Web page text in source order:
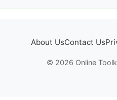
About UsContact Us
© 2026 Online